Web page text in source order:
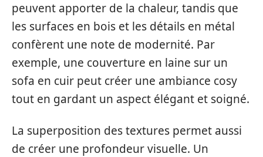
peuvent apporter de la chaleur, tandis que
les surfaces en bois et les détails en métal
confèrent une note de modernité. Par
exemple, une couverture en laine sur un
sofa en cuir peut créer une ambiance cosy
tout en gardant un aspect élégant et soigné.
La superposition des textures permet aussi
de créer une profondeur visuelle. Un